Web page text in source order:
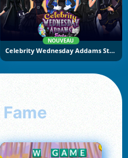
NOUVEAU
Celebrity Wednesday Addams Style
Fame